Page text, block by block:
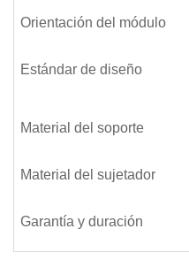
Orientación del módulo
Estándar de diseño
Material del soporte
Material del sujetador
Garantía y duración